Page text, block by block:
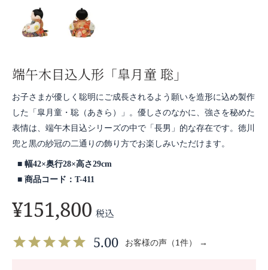
端午木目込人形「皐月童 聡」
お子さまが優しく聡明にご成長されるよう願いを造形に込め製作
した「皐月童・聡（あきら）」。優しさのなかに、強さを秘めた
表情は、端午木目込シリーズの中で「長男」的な存在です。徳川
兜と黒の紗冠の二通りの飾り方でお楽しみいただけます。
幅42×奥行28×高さ29cm
商品コード：T-411
¥151,800 税込
5.00 お客様の声（1件） →